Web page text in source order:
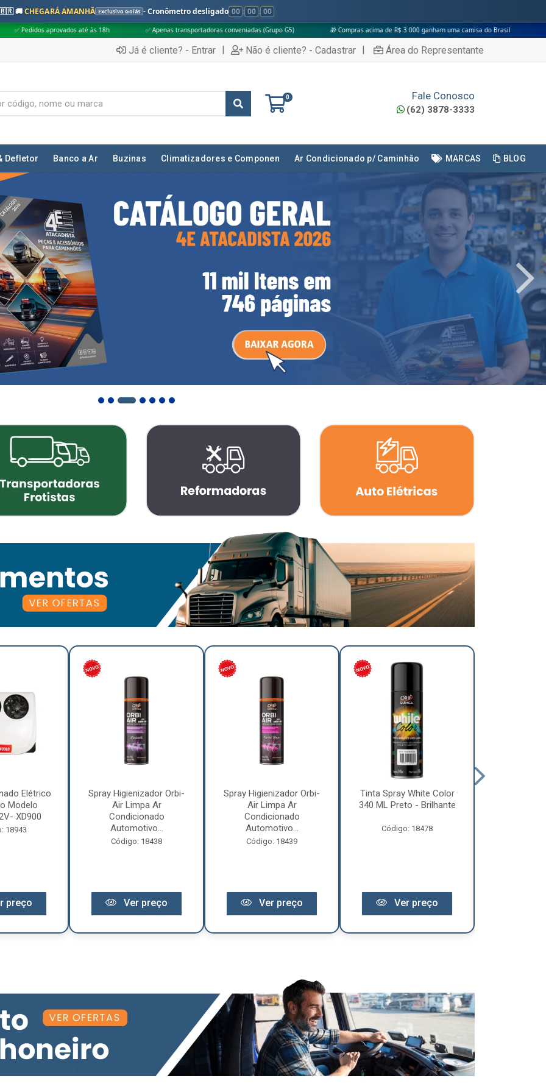
🚚CHEGARÁ AMANHÃ Exclusivo Goiás - Cronômetro desligado 00 : 00 : 00
às 18h ✅ Apenas transportadoras conveniadas (Grupo G5) 🎁 Compras acima de R$ 3.000 ganham uma camisa do Brasil
Já é cliente? - Entrar | Não é cliente? - Cadastrar | Área do Representante
0 Fale Conosco
(62) 3878-3333
Defletor Banco a Ar Buzinas Climatizadores e Componen Ar Condicionado p/ Caminhão MARCAS BLOG
Elétrico
Modelo
XD900
18943
preço
Spray Higienizador Orbi-
Air Limpa Ar
Condicionado
Automotivo...
Código: 18438
Ver preço
Spray Higienizador Orbi-
Air Limpa Ar
Condicionado
Automotivo...
Código: 18439
Ver preço
Tinta Spray White Color
340 ML Preto - Brilhante
Código: 18478
Ver preço